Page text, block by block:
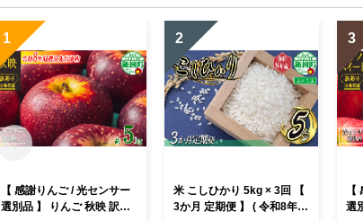
1
【 感謝りんご / 光センサー
選別品 】 りんご 秋映 訳あ
2
米 こしひかり 5kg × 3回 【
3か月 定期便 】 ( 令和8年産
3
選